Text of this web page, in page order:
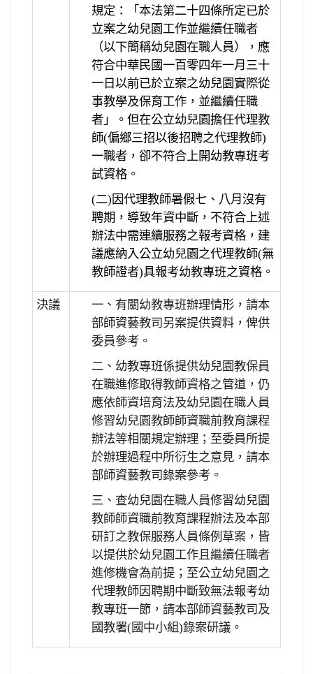
規定：「本法第二十四條所定已於
立案之幼兒園工作並繼續任職者
（以下簡稱幼兒園在職人員），應
符合中華民國一百零四年一月三十
一日以前已於立案之幼兒園實際從
事教學及保育工作，並繼續任職
者」。但在公立幼兒園擔任代理教
師(偏鄉三招以後招聘之代理教師)
一職者，卻不符合上開幼教專班考
試資格。
(二)因代理教師暑假七、八月沒有
聘期，導致年資中斷，不符合上述
辦法中需連續服務之報考資格，建
議應納入公立幼兒園之代理教師(無
教師證者)具報考幼教專班之資格。
決議
一、有關幼教專班辦理情形，請本
部師資藝教司另案提供資料，俾供
委員參考。
二、幼教專班係提供幼兒園教保員
在職進修取得教師資格之管道，仍
應依師資培育法及幼兒園在職人員
修習幼兒園教師師資職前教育課程
辦法等相關規定辦理；至委員所提
於辦理過程中所衍生之意見，請本
部師資藝教司錄案參考。
三、查幼兒園在職人員修習幼兒園
教師師資職前教育課程辦法及本部
研訂之教保服務人員條例草案，皆
以提供於幼兒園工作且繼續任職者
進修機會為前提；至公立幼兒園之
代理教師因聘期中斷致無法報考幼
教專班一節，請本部師資藝教司及
國教署(國中小組)錄案研議。